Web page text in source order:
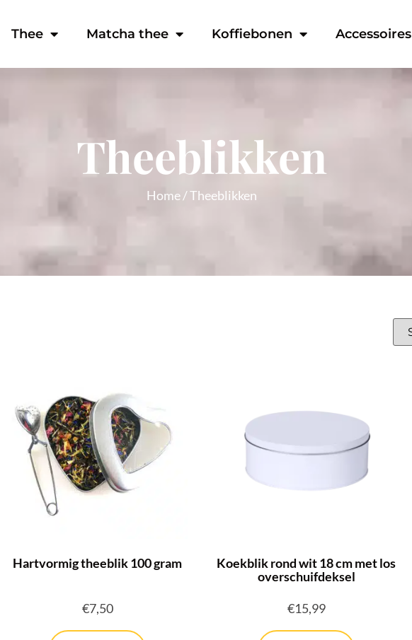
Thee Matcha thee Koffiebonen Accessoires
Theeblikken
Home/ Theeblikken
Hartvormig theeblik 100 gram
€7,50
Koekblik rond wit 18 cm met los
overschuifdeksel
€15,99